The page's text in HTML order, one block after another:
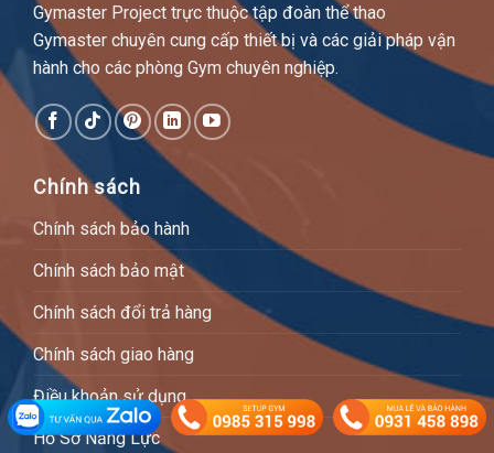
Gymaster Project trực thuộc tập đoàn thể thao
Gymaster chuyên cung cấp thiết bị và các giải pháp vận
hành cho các phòng Gym chuyên nghiệp.
Chính sách
Chính sách bảo hành
Chính sách bảo mật
Chính sách đổi trả hàng
Chính sách giao hàng
Điều khoản sử dụng
Hồ Sơ Năng Lực